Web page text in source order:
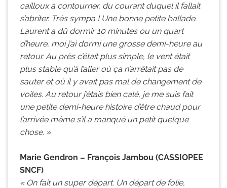
cailloux à contourner, du courant duquel il fallait
s’abriter. Très sympa ! Une bonne petite ballade.
Laurent a dû dormir 10 minutes ou un quart
d’heure, moi j’ai dormi une grosse demi-heure au
retour. Au près c’était plus simple, le vent était
plus stable qu’à l’aller où ça n’arrêtait pas de
sauter et où il y avait pas mal de changement de
voiles. Au retour j’étais bien calé, je me suis fait
une petite demi-heure histoire d’être chaud pour
l’arrivée même s’il a manqué un petit quelque
chose. »
Marie Gendron – François Jambou (CASSIOPEE
SNCF)
« On fait un super départ. Un départ de folie,